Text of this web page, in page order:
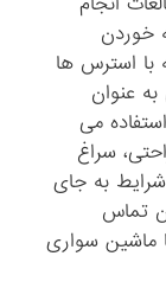
خوردن
با استرس ها
عنوان
می
سراغ
به جای
تماس
ماشین سواری